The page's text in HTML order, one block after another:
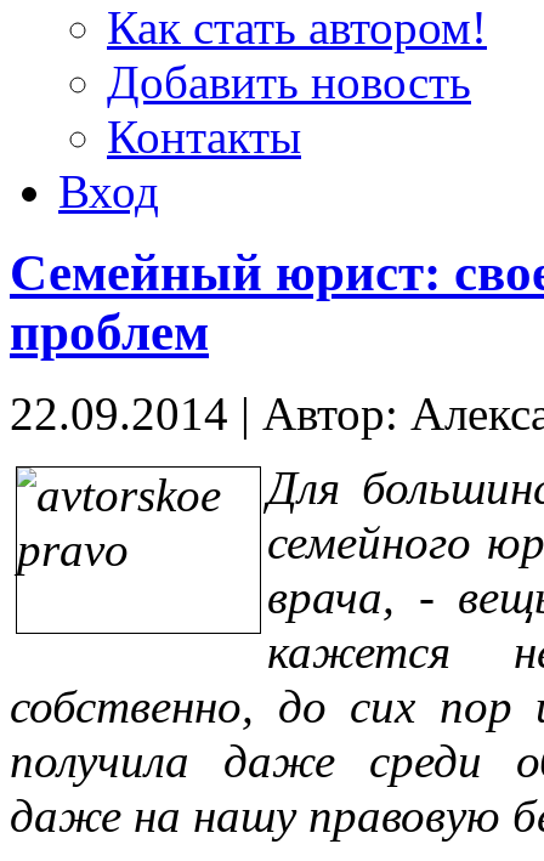
Как стать автором!
Добавить новость
Контакты
Вход
Семейный юрист:
проблем
22.09.2014 | Автор:
Для
семейного
врача, -
кажется
собственно, до сих пор
получила даже среди
даже на нашу правовую